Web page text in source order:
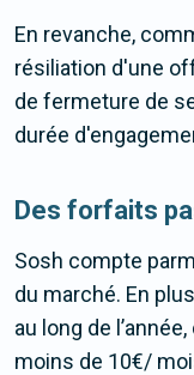
En revanche,
résiliation d'une
de fermeture de
durée
Des forfaits
Sosh compte
du marché. En
au long de
moins de 10€/